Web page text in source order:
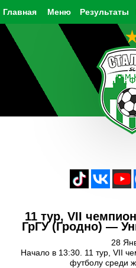
Главная Результаты
Меню
11 тур, VII
ГрГУ (Гродно) —
28
Начало в 13:30. 11 тур, VII
футболу среди